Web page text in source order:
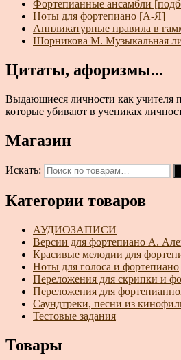
Фортепианные ансамбли
Ноты для фортепиано [А-Я]
Аппликатурные правила в
Шорникова М. Музыкальная
Цитаты, афоризмы...
Выдающиеся личности как учителя
которые убивают в учениках
Магазин
Искать:
Категории товаров
АУДИОЗАПИСИ
Версии для фортепиано А.
Красивые мелодии для
Ноты для голоса и фортепиано
Переложения для скрипки и
Переложения для
Саундтреки, песни из
Тестовые задания
Товары